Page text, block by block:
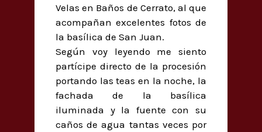
Velas en Baños de Cerrato, al que
acompañan excelentes fotos de
la basílica de San Juan.
Según voy leyendo me siento
partícipe directo de la procesión
portando las teas en la noche, la
fachada de la basílica
iluminada y la fuente con su
caños de agua tantas veces por